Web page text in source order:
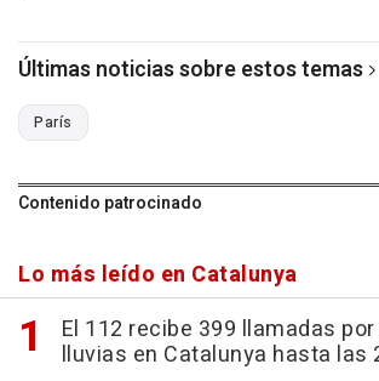
Últimas noticias sobre estos temas
París
Contenido patrocinado
Lo más leído en Catalunya
El 112 recibe 399 llamadas
lluvias en Catalunya hasta las